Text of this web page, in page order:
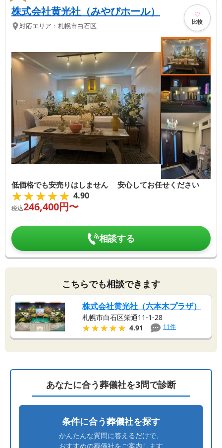
株式会社黄光社（みやびホール）
対応エリア： 札幌市白石区 比較
低価格でも安売りはしません 安心してお任せください
★★★★★
★★★★★ 4.90
税込246,400円〜
相談する
こちらでも相談できます
株式会社黄光社（六本木プラザ）
札幌市白石区栄通11-1-28
★★★★★
★★★★★ 4.91 11件
あなたに合う葬儀社を3問で診断
条件に合う葬儀社を探す
かんたんな質問に答えるだけで、
おすすめの葬儀社をご案内します